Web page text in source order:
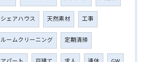
シェアハウス 天然素材 工事
ルームクリーニング 定期清掃